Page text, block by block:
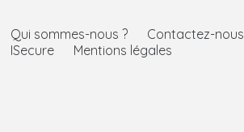
Qui sommes-nous ? Contactez-nous
ISecure
Mentions légales